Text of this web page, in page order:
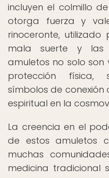
incluyen el colmillo
otorga fuerza y
rinoceronte,
mala suerte y las
amuletos no solo son
protección física,
símbolos de
espiritual en la
La creencia en el
de estos amuletos
muchas
medicina tradicional